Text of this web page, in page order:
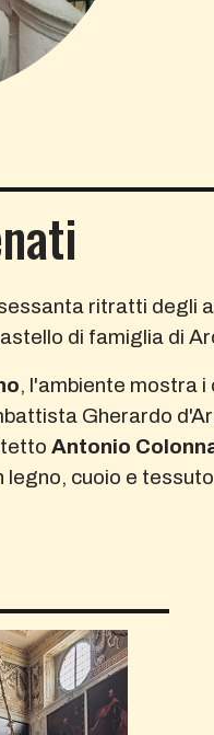
ritratti degli
di famiglia di
, l'ambiente mostra
Gherardo
Antonio
cuoio e